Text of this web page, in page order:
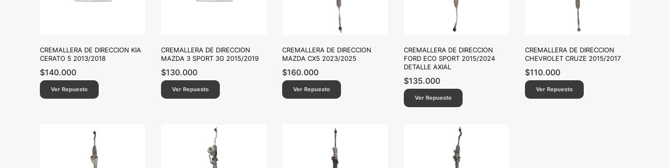
CREMALLERA DE DIRECCION KIA
CERATO 5 2013/2018
$140.000
Ver Repuesto
CREMALLERA DE DIRECCION
MAZDA 3 SPORT 3G 2015/2019
$130.000
Ver Repuesto
CREMALLERA DE DIRECCION
MAZDA CX5 2023/2025
$160.000
Ver Repuesto
CREMALLERA DE DIRECCION
FORD ECO SPORT 2015/2024
DETALLE AXIAL
$135.000
Ver Repuesto
CREMALLERA DE DIRECCION
CHEVROLET CRUZE 2015/2017
$110.000
Ver Repuesto